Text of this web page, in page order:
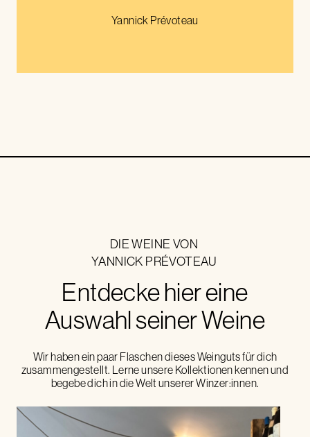
Yannick Prévoteau
DIE WEINE VON
YANNICK PRÉVOTEAU
Entdecke hier eine
Auswahl seiner Weine
Wir haben ein paar Flaschen dieses Weinguts für dich
zusammengestellt. Lerne unsere Kollektionen kennen und
begebe dich in die Welt unserer Winzer:innen.